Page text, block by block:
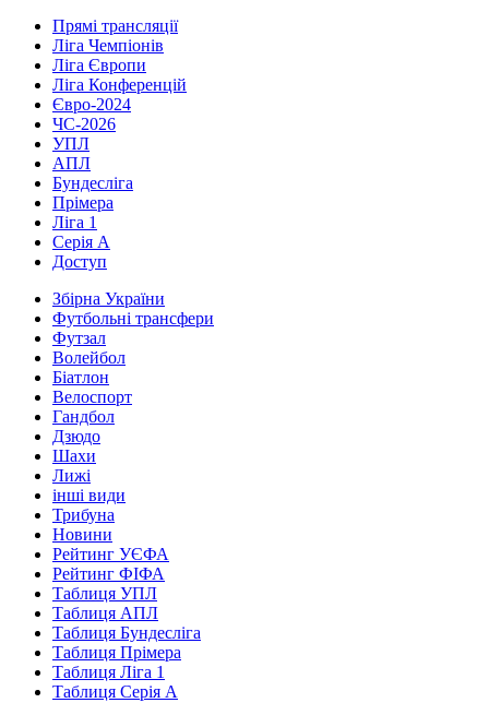
Прямі трансляції
Ліга Чемпіонів
Ліга Європи
Ліга Конференцій
Євро-2024
ЧС-2026
УПЛ
АПЛ
Бундесліга
Прімера
Ліга 1
Серія А
Доступ
Збірна України
Футбольні трансфери
Футзал
Волейбол
Біатлон
Велоспорт
Гандбол
Дзюдо
Шахи
Лижі
інші види
Трибуна
Новини
Рейтинг УЄФА
Рейтинг ФІФА
Таблиця УПЛ
Таблиця АПЛ
Таблиця Бундесліга
Таблиця Прімера
Таблиця Ліга 1
Таблиця Серія А